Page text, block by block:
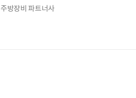
주방장비 파트너사